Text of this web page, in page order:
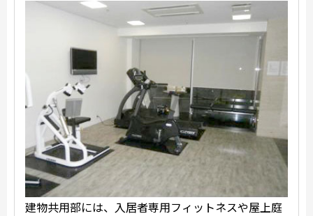
建物共用部には、入居者専用フィットネスや屋上庭